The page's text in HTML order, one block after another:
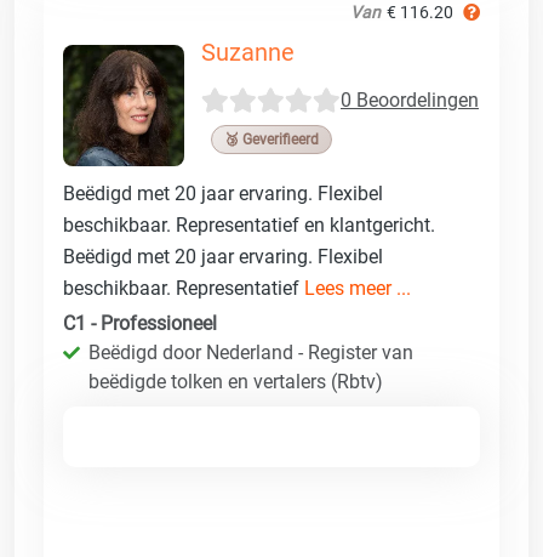
Van € 116.20
Suzanne
0 Beoordelingen
🥉 Geverifieerd
Beëdigd met 20 jaar ervaring. Flexibel
beschikbaar. Representatief en klantgericht.
Beëdigd met 20 jaar ervaring. Flexibel
beschikbaar. Representatief Lees meer ...
C1 - Professioneel
Beëdigd door Nederland - Register van
beëdigde tolken en vertalers (Rbtv)